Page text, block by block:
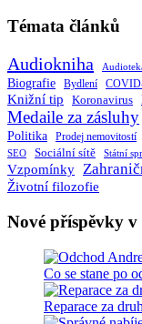
Témata článků
Audiokniha
Biografie Bydlení
Knižní tip Koronavirus
Medaile za zásluhy
Politika Prodej nemovitostí
SEO Sociální sítě Státní
Vzpomínky
Životní filozofie
Nové příspěvky v
Co se stane po
Reparace za